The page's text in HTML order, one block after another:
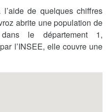
de quelques chiffres
abrite une population de
le département 1,
l’INSEE, elle couvre une